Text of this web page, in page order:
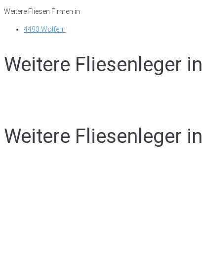
Weitere Fliesen Firmen in
4493 Wolfern
Weitere Fliesenleger in
Weitere Fliesenleger in